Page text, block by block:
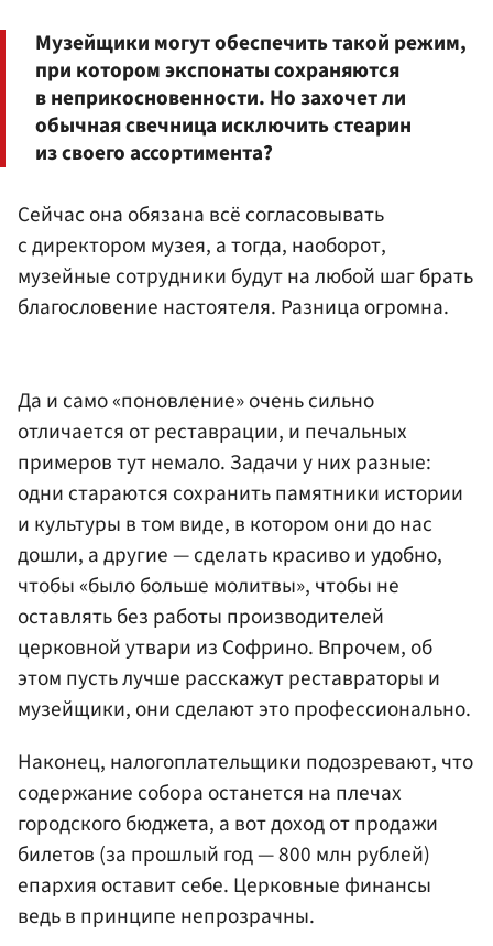
Музейщики могут обеспечить такой режим,
при котором экспонаты сохраняются
в неприкосновенности. Но захочет ли
обычная свечница исключить стеарин
из своего ассортимента?
Сейчас она обязана всё согласовывать
с директором музея, а тогда, наоборот,
музейные сотрудники будут на любой шаг брать
благословение настоятеля. Разница огромна.
Да и само «поновление» очень сильно
отличается от реставрации, и печальных
примеров тут немало. Задачи у них разные:
одни стараются сохранить памятники истории
и культуры в том виде, в котором они до нас
дошли, а другие — сделать красиво и удобно,
чтобы «было больше молитвы», чтобы не
оставлять без работы производителей
церковной утвари из Софрино. Впрочем, об
этом пусть лучше расскажут реставраторы и
музейщики, они сделают это профессионально.
Наконец, налогоплательщики подозревают, что
содержание собора останется на плечах
городского бюджета, а вот доход от продажи
билетов (за прошлый год — 800 млн рублей)
епархия оставит себе. Церковные финансы
ведь в принципе непрозрачны.